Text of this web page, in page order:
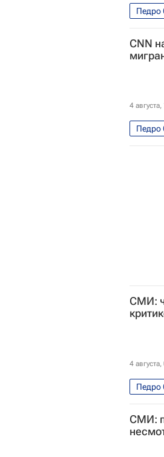
Педро
CNN
4
Педро
СМИ:
4
Педро
СМИ: